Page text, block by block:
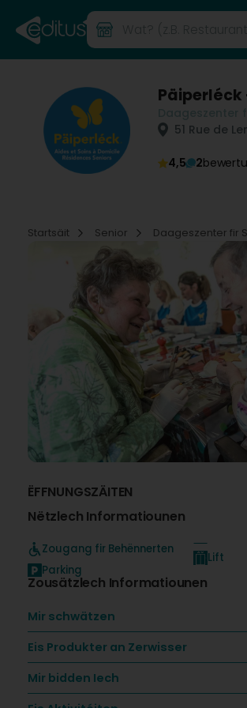
Päiperléck
51 Rue de
4,5 2
Startsäit
Senior Daageszenter fir
ËFFNUNGSZÄITEN
Nëtzlech Informatiounen
Zougang fir Behënnerten
Parking
Lift
Zousätzlech Informatiounen
Mir schwätzen
Eis Produkter an Zerwisser
Mir bidden Iech